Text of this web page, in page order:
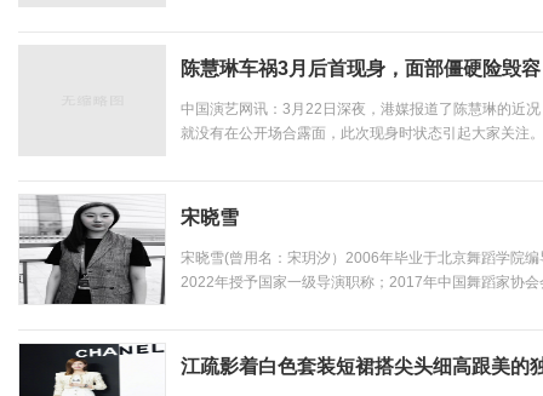
陈慧琳车祸3月后首现身，面部僵硬险毁
中国演艺网讯：3月22日深夜，港媒报道了陈慧琳的近
就没有在公开场合露面，此次现身时状态引起大家关注
宋晓雪
宋晓雪(曾用名：宋玥汐）2006年毕业于北京舞蹈学院
2022年授予国家一级导演职称；2017年中国舞蹈家协
江疏影着白色套装短裙搭尖头细高跟美的